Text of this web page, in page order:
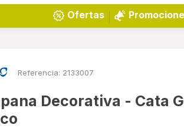
Ofertas
Referencia: 2133007
Decorativa - Cata